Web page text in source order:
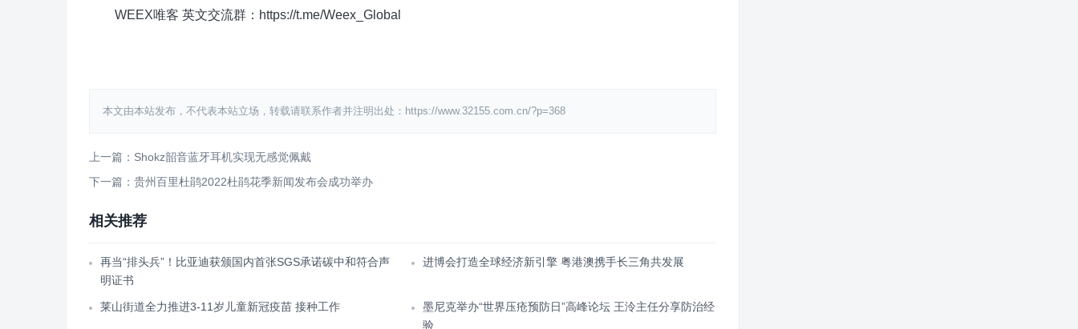
WEEX唯客 英文交流群：https://t.me/Weex_Global
本文由本站发布，不代表本站立场，转载请联系作者并注明出处：https://www.32155.com.cn/?p=368
上一篇：Shokz韶音蓝牙耳机实现无感觉佩戴
下一篇：贵州百里杜鹃2022杜鹃花季新闻发布会成功举办
相关推荐
再当“排头兵”！比亚迪获颁国内首张SGS承诺碳中和符合声
明证书
进博会打造全球经济新引擎 粤港澳携手长三角共发展
莱山街道全力推进3-11岁儿童新冠疫苗 接种工作
墨尼克举办“世界压疮预防日”高峰论坛 王泠主任分享防治经
验